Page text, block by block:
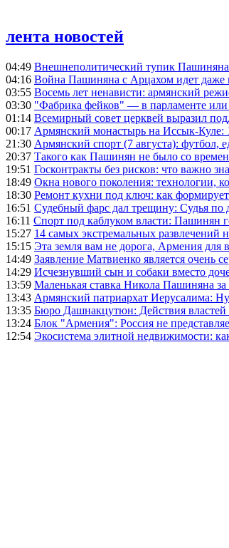
лента новостей
04:49 Внешнеполитический тупик
04:16 Война Пашиняна с Арцахом идет даже
03:55 Восемь лет ненависти: армянский
03:30 "Фабрика фейков" — в парламенте
01:14 Всемирный совет церквей выразил
00:17 Армянский монастырь на Иссык-Куле:
21:30 Армянский спорт (7 августа): футбол,
20:37 Такого как Пашинян не было со
19:51 Госконтракты без рисков: что важно
18:49 Окна нового поколения: технологии,
18:30 Ремонт кухни под ключ: как
16:51 Судебный фарс дал трещину: Судья по
16:11 Спорт под каблуком власти: Пашинян
15:27 14 самых экстремальных развлечений
15:15 Эта земля вам не дорога, Армения
14:49 Заявление Матвиенко является очень
14:29 Исчезнувший сын и собаки вместо
13:59 Маленькая ставка Никола Пашиняна
13:43 Армянский патриархат Иерусалима:
13:35 Бюро Дашнакцутюн: Действия
13:24 Блок "Армения": Россия не
12:54 Экосистема элитной недвижимости: